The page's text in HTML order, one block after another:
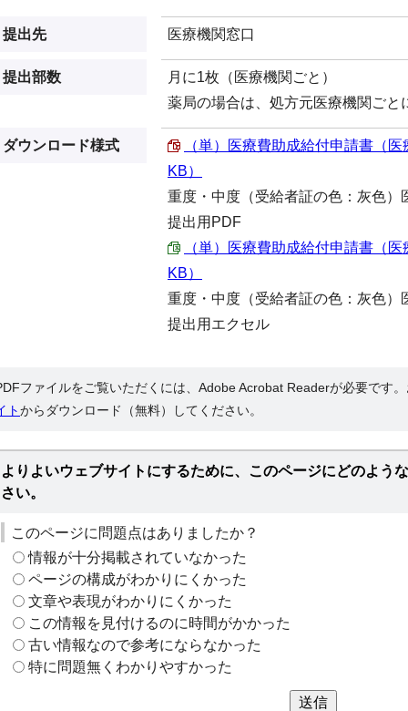
提出先 医療機関窓口
提出部数
月に1枚（医療機関ごと）
薬局の場合は、処方元医療機関ごと
ダウンロード様式
（単）医療費助成給付申請書（
KB）
重度・中度（受給者証の色：灰色）
提出用PDF
（単）医療費助成給付申請書（
KB）
重度・中度（受給者証の色：灰色）
提出用エクセル
ファイルをご覧いただくには、Adobe Acrobat Readerが必要です
トからダウンロード（無料）してください。
よりよいウェブサイトにするために、このページにどのよう
さい。
このページに問題点はありましたか？
情報が十分掲載されていなかった
ページの構成がわかりにくかった
文章や表現がわかりにくかった
この情報を見付けるのに時間がかかった
古い情報なので参考にならなかった
特に問題無くわかりやすかった
送信